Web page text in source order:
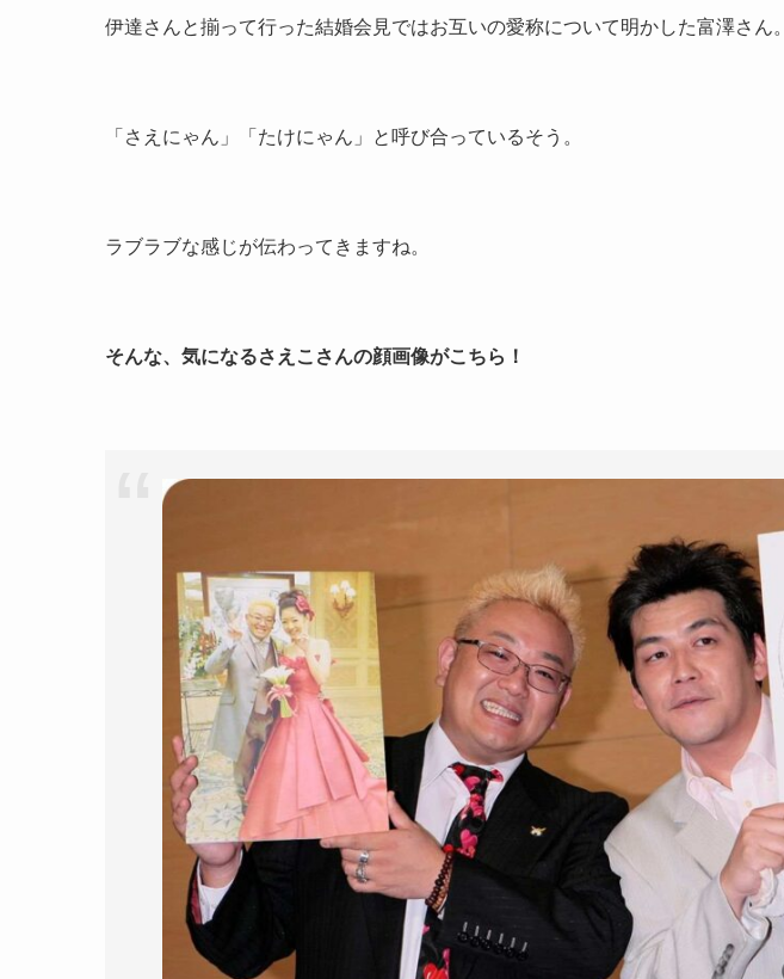
伊達さんと揃って行った結婚会見ではお互いの愛称について明かした富澤さん。
「さえにゃん」「たけにゃん」と呼び合っているそう。
ラブラブな感じが伝わってきますね。
そんな、気になるさえこさんの顔画像がこちら！